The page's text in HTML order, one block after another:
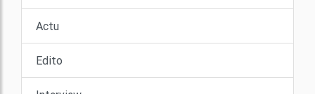
Actu
Edito